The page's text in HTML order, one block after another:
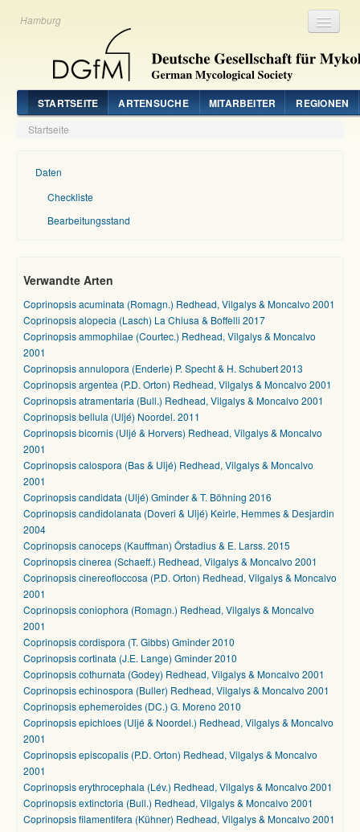
Hamburg
STARTSEITE ARTENSUCHE MITARBEITER REGIONEN
Startseite
Daten
Checkliste
Bearbeitungsstand
Verwandte Arten
Coprinopsis acuminata (Romagn.) Redhead, Vilgalys & Moncalvo 2001
Coprinopsis alopecia (Lasch) La Chiusa & Boffelli 2017
Coprinopsis ammophilae (Courtec.) Redhead, Vilgalys & Moncalvo
2001
Coprinopsis annulopora (Enderle) P. Specht & H. Schubert 2013
Coprinopsis argentea (P.D. Orton) Redhead, Vilgalys & Moncalvo 2001
Coprinopsis atramentaria (Bull.) Redhead, Vilgalys & Moncalvo 2001
Coprinopsis bellula (Uljé) Noordel. 2011
Coprinopsis bicornis (Uljé & Horvers) Redhead, Vilgalys & Moncalvo
2001
Coprinopsis calospora (Bas & Uljé) Redhead, Vilgalys & Moncalvo
2001
Coprinopsis candidata (Uljé) Gminder & T. Böhning 2016
Coprinopsis candidolanata (Doveri & Uljé) Keirle, Hemmes & Desjardin
2004
Coprinopsis canoceps (Kauffman) Örstadius & E. Larss. 2015
Coprinopsis cinerea (Schaeff.) Redhead, Vilgalys & Moncalvo 2001
Coprinopsis cinereofloccosa (P.D. Orton) Redhead, Vilgalys & Moncalvo
2001
Coprinopsis coniophora (Romagn.) Redhead, Vilgalys & Moncalvo
2001
Coprinopsis cordispora (T. Gibbs) Gminder 2010
Coprinopsis cortinata (J.E. Lange) Gminder 2010
Coprinopsis cothurnata (Godey) Redhead, Vilgalys & Moncalvo 2001
Coprinopsis echinospora (Buller) Redhead, Vilgalys & Moncalvo 2001
Coprinopsis ephemeroides (DC.) G. Moreno 2010
Coprinopsis epichloes (Uljé & Noordel.) Redhead, Vilgalys & Moncalvo
2001
Coprinopsis episcopalis (P.D. Orton) Redhead, Vilgalys & Moncalvo
2001
Coprinopsis erythrocephala (Lév.) Redhead, Vilgalys & Moncalvo 2001
Coprinopsis extinctoria (Bull.) Redhead, Vilgalys & Moncalvo 2001
Coprinopsis filamentifera (Kühner) Redhead, Vilgalys & Moncalvo 2001